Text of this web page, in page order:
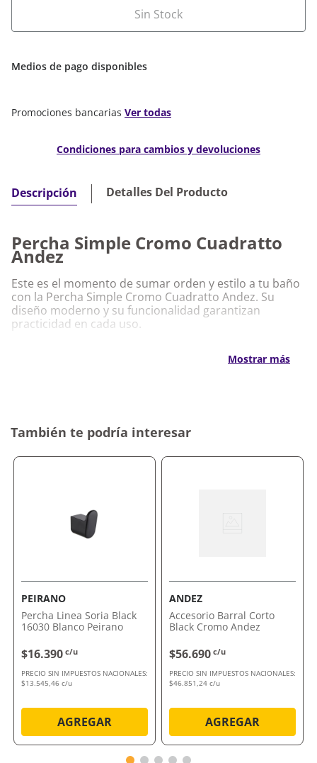
Sin Stock
Medios de pago disponibles
Promociones bancarias Ver todas
Condiciones para cambios y devoluciones
Descripción Detalles Del Producto
Percha Simple Cromo Cuadratto
Andez
Este es el momento de sumar orden y estilo a tu baño
con la Percha Simple Cromo Cuadratto Andez. Su
diseño moderno y su funcionalidad garantizan
practicidad en cada uso.
Diseño compacto ideal para optimizar el espacio
Acabado cromado que aporta sofisticación y
armonía
Por qué nos gusta Percha Simple Cromo
Cuadratto Andez
calidad y diseño en su baño. Apostá por un accesorio
que realza cada detalle.
Comprálo ahora con envío a domicilio o retiro en
tienda.
Mostrar más
También te podría interesar
PEIRANO
Percha Linea Soria Black
16030 Blanco Peirano
$16.390 c/u
PRECIO SIN IMPUESTOS NACIONALES:
$13.545,46 c/u
AGREGAR
ANDEZ
Accesorio Barral Corto
Black Cromo Andez
$56.690 c/u
PRECIO SIN IMPUESTOS NACIONALES:
$46.851,24 c/u
AGREGAR